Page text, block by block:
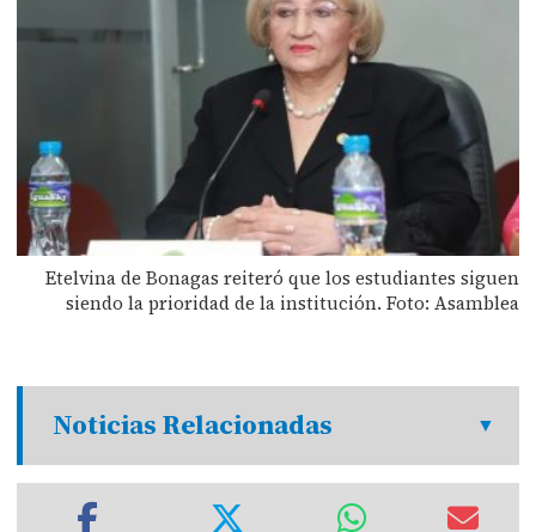
Etelvina de Bonagas reiteró que los estudiantes siguen
siendo la prioridad de la institución. Foto: Asamblea
Noticias Relacionadas